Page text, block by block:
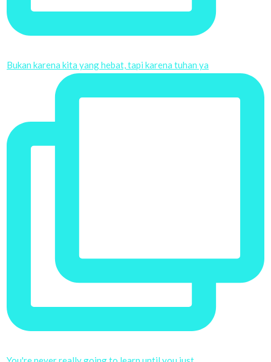
Bukan karena kita yang hebat, tapi karena tuhan ya